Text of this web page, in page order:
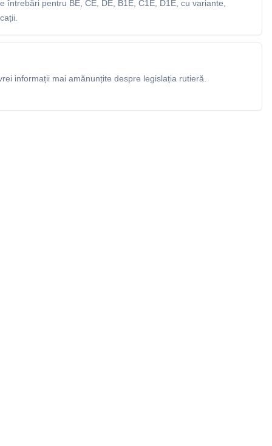
întrebări pentru BE, CE, DE, B1E, C1E, D1E, cu variante,
informații mai amănunțite despre legislația rutieră.